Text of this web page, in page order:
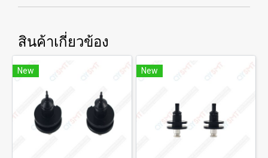
สินค้าเกี่ยวข้อง
New New